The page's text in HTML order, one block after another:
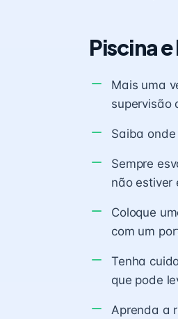
Piscina
Mais uma
supervisão
Saiba
Sempre
não estiver
Coloque
com um
Tenha
que pode
Aprenda a